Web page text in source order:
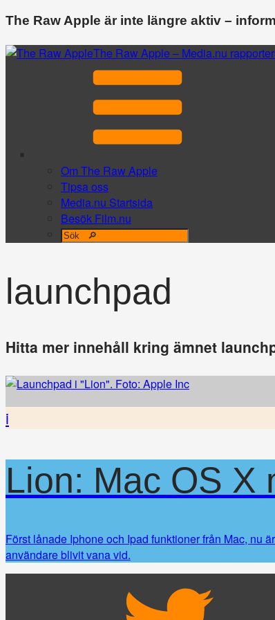
The Raw Apple är inte längre aktiv –
The Raw Apple – Media.nu
Om The Raw Apple
Tipsa oss
Media.nu Startsida
Besök Film.nu
launchpad
Hitta mer innehåll kring ämnet
i
Lion: Mac OS X
Först lånade Iphone och Ipad funktioner från Mac, nu
användare blivit vana vid.